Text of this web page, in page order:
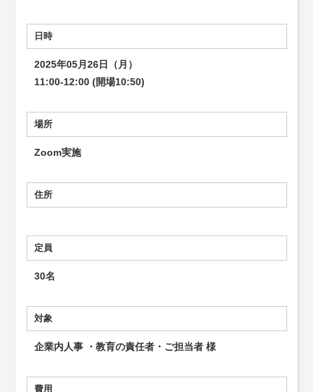
日時
2025年05月26日（月）
11:00-12:00 (開場10:50)
場所
Zoom実施
住所
定員
30名
対象
企業内人事 ・教育の責任者・ご担当者 様
費用